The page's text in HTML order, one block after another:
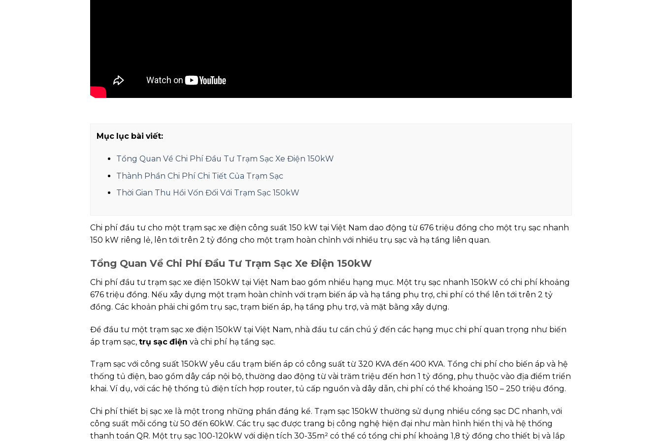
Mục lục bài viết:
Tổng Quan Về Chi Phí Đầu Tư Trạm Sạc Xe Điện 150kW
Thành Phần Chi Phí Chi Tiết Của Trạm Sạc
Thời Gian Thu Hồi Vốn Đối Với Trạm Sạc 150kW
Chi phí đầu tư cho một trạm sạc xe điện công suất 150 kW tại Việt Nam dao động từ 676 triệu đồng cho một trụ sạc nhanh
150 kW riêng lẻ, lên tới trên 2 tỷ đồng cho một trạm hoàn chỉnh với nhiều trụ sạc và hạ tầng liên quan.
Tổng Quan Về Chi Phí Đầu Tư Trạm Sạc Xe Điện 150kW
Chi phí đầu tư trạm sạc xe điện 150kW tại Việt Nam bao gồm nhiều hạng mục. Một trụ sạc nhanh 150kW có chi phí khoảng
676 triệu đồng. Nếu xây dựng một trạm hoàn chỉnh với trạm biến áp và hạ tầng phụ trợ, chi phí có thể lên tới trên 2 tỷ
đồng. Các khoản phải chi gồm trụ sạc, trạm biến áp, hạ tầng phụ trợ, và mặt bằng xây dựng.
Để đầu tư một trạm sạc xe điện 150kW tại Việt Nam, nhà đầu tư cần chú ý đến các hạng mục chi phí quan trọng như biến
áp trạm sạc, trụ sạc điện và chi phí hạ tầng sạc.
Trạm sạc với công suất 150kW yêu cầu trạm biến áp có công suất từ 320 KVA đến 400 KVA. Tổng chi phí cho biến áp và hệ
thống tủ điện, bao gồm dây cáp nội bộ, thường dao động từ vài trăm triệu đến hơn 1 tỷ đồng, phụ thuộc vào địa điểm triển
khai. Ví dụ, với các hệ thống tủ điện tích hợp router, tủ cấp nguồn và dây dẫn, chi phí có thể khoảng 150 – 250 triệu đồng.
Chi phí thiết bị sạc xe là một trong những phần đáng kể. Trạm sạc 150kW thường sử dụng nhiều cổng sạc DC nhanh, với
công suất mỗi cổng từ 50 đến 60kW. Các trụ sạc được trang bị công nghệ hiện đại như màn hình hiển thị và hệ thống
thanh toán QR. Một trụ sạc 100-120kW với diện tích 30-35m² có thể có tổng chi phí khoảng 1,8 tỷ đồng cho thiết bị và lắp